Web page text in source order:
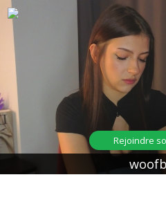
Rejoindre